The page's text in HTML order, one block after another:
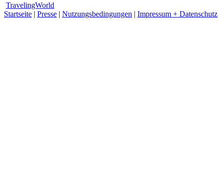
TravelingWorld
Startseite | Presse | Nutzungsbedingungen | Impressum + Datenschutz